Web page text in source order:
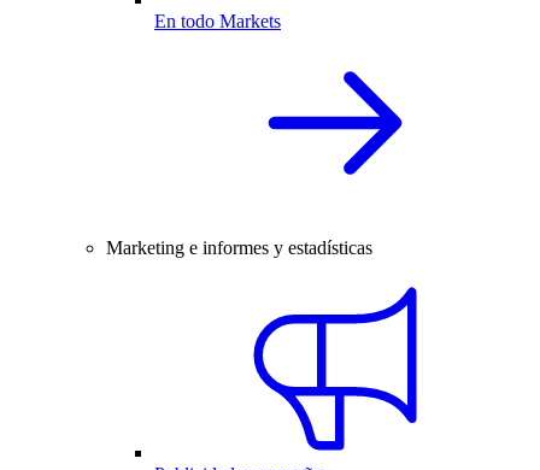
En todo Markets
Marketing e informes y estadísticas